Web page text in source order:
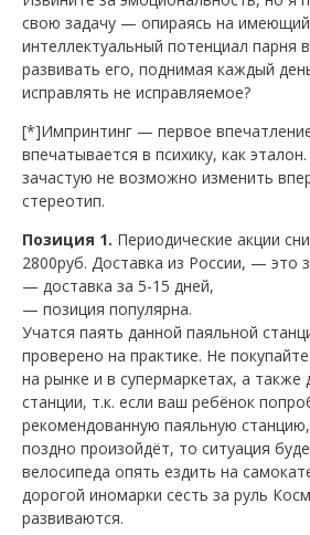
свою задачу — опираясь на
интеллектуальный потенциал парня
развивать его, поднимая каждый
исправлять не исправляемое?
[*]Импринтинг — первое
впечатывается в психику, как
зачастую не возможно изменить
стереотип.
Позиция 1. Периодические акции
2800руб. Доставка из России, — это
— доставка за 5-15 дней,
— позиция популярна.
Учатся паять данной паяльной
проверено на практике. Не
на рынке и в супермаркетах, а также
станции, т.к. если ваш ребёнок
рекомендованную паяльную
поздно произойдёт, то ситуация
велосипеда опять ездить на
дорогой иномарки сесть за руль
развиваются.